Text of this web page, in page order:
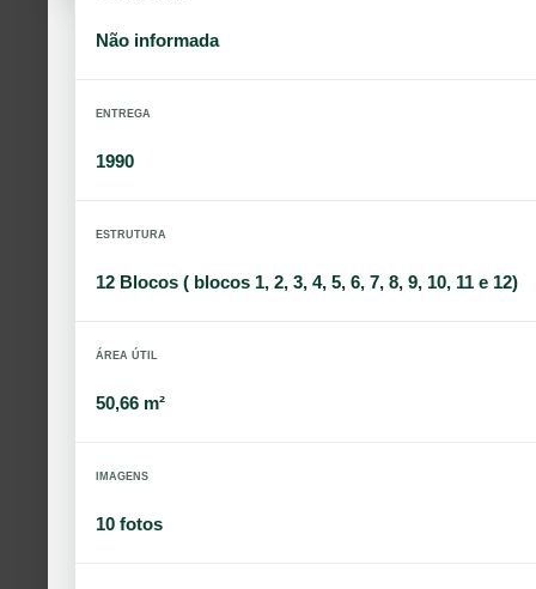
Não informada
ENTREGA
1990
ESTRUTURA
12 Blocos ( blocos 1, 2, 3, 4, 5, 6, 7, 8, 9, 10, 11 e 12)
ÁREA ÚTIL
50,66 m²
IMAGENS
10 fotos